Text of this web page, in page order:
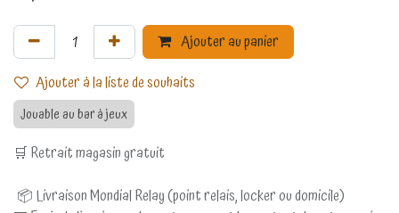
Ajouter au panier
Ajouter à la liste de souhaits
Jouable au bar à jeux
🛒 Retrait magasin gratuit
📦 Livraison Mondial Relay (point relais, locker ou domicile)